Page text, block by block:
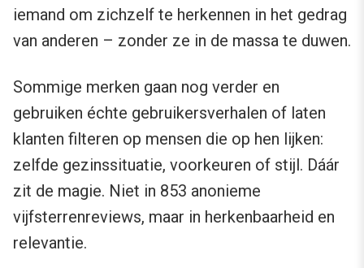
iemand om zichzelf te herkennen in het gedrag
van anderen – zonder ze in de massa te duwen.
Sommige merken gaan nog verder en
gebruiken échte gebruikersverhalen of laten
klanten filteren op mensen die op hen lijken:
zelfde gezinssituatie, voorkeuren of stijl. Dáár
zit de magie. Niet in 853 anonieme
vijfsterrenreviews, maar in herkenbaarheid en
relevantie.